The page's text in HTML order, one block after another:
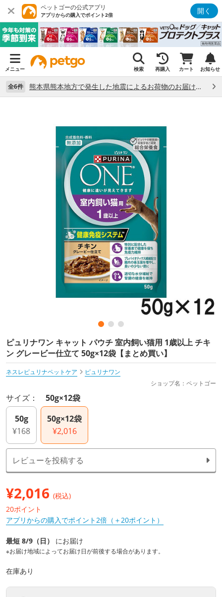
ペットゴーの公式アプリ
アプリからの購入でポイント2倍 開く
メニュー 検索 再購入 カート お知らせ
全6件 熊本県熊本地方で発生した地震によるお荷物のお届け状況について （7/28）
ピュリナワン キャット パウチ 室内飼い猫用 1歳以上 チキ
ン グレービー仕立て 50g×12袋【まとめ買い】
ネスレピュリナペットケア
ピュリナワン
ショップ名：ペットゴー
サイズ： 50g×12袋
50g
¥168
50g×12袋
¥2,016
レビューを投稿する
¥2,016 (税込)
20ポイント
アプリからの購入でポイント2倍（＋20ポイント）
最短 8/9（日） にお届け
※お届け地域によってお届け日が前後する場合があります。
在庫あり